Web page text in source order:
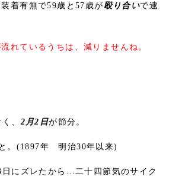
着有無で59歳と57歳が殴り合いで逮
れているうちは、減りませんね。
、 2月2日が節分。
。(1897年 明治30年以来)
にズレたから…二十四節気のサイク